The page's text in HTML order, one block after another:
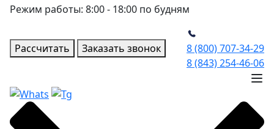
Режим работы: 8:00 - 18:00 по будням
Рассчитать Заказать звонок
8 (800) 707-34-29
8 (843) 254-46-06